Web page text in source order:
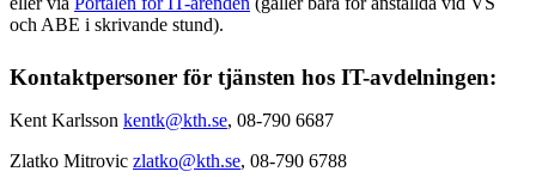
och ABE i skrivande stund).
Kontaktpersoner för tjänsten hos IT-avdelningen:
Kent Karlsson kentk@kth.se, 08-790 6687
Zlatko Mitrovic zlatko@kth.se, 08-790 6788